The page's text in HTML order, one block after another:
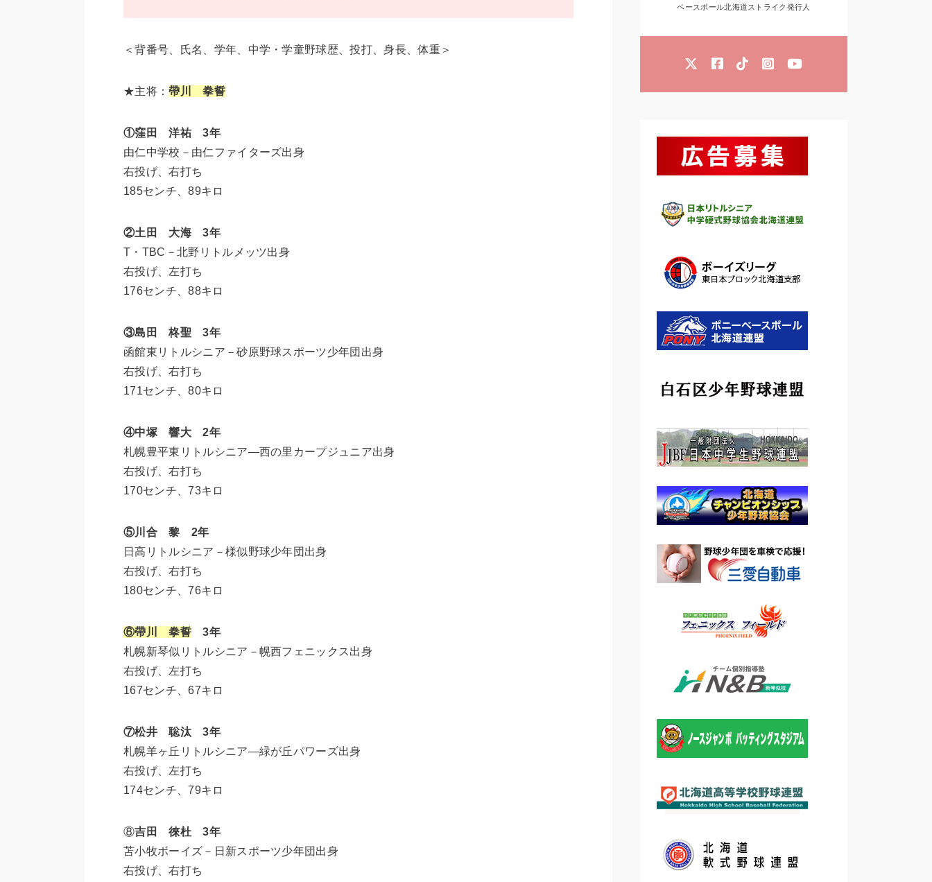
＜背番号、氏名、学年、中学・学童野球歴、投打、身長、体重＞
★主将：帶川 拳誓
①窪田 洋祐 3年
由仁中学校－由仁ファイターズ出身
右投げ、右打ち
185センチ、89キロ
②土田 大海 3年
T・TBC－北野リトルメッツ出身
右投げ、左打ち
176センチ、88キロ
③島田 柊聖 3年
函館東リトルシニア－砂原野球スポーツ少年団出身
右投げ、右打ち
171センチ、80キロ
④中塚 響大 2年
札幌豊平東リトルシニア―西の里カープジュニア出身
右投げ、右打ち
170センチ、73キロ
⑤川合 黎 2年
日高リトルシニア－様似野球少年団出身
右投げ、右打ち
180センチ、76キロ
⑥帶川 拳誓3年
札幌新琴似リトルシニア－幌西フェニックス出身
右投げ、左打ち
167センチ、67キロ
⑦松井 聡汰 3年
札幌羊ヶ丘リトルシニア―緑が丘パワーズ出身
右投げ、左打ち
174センチ、79キロ
⑧吉田 徠杜 3年
苫小牧ボーイズ－日新スポーツ少年団出身
右投げ、右打ち
ベースボール北海道ストライク発行人